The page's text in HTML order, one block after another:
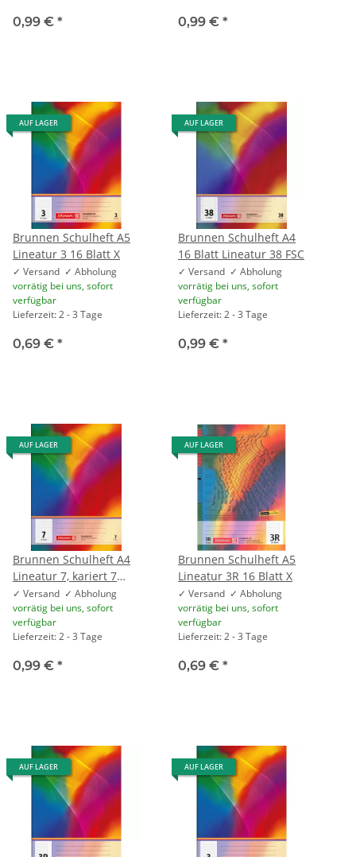
0,99 € * 0,99 € *
AUF LAGER
Brunnen Schulheft A5
Lineatur 3 16 Blatt X
✓ Versand ✓ Abholung
vorrätig bei uns, sofort
verfügbar
Lieferzeit: 2 - 3 Tage
0,69 € *
AUF LAGER
Brunnen Schulheft A4
16 Blatt Lineatur 38 FSC
✓ Versand ✓ Abholung
vorrätig bei uns, sofort
verfügbar
Lieferzeit: 2 - 3 Tage
0,99 € *
AUF LAGER
Brunnen Schulheft A4
Lineatur 7, kariert 7
mm, 16 Blatt
✓ Versand ✓ Abholung
vorrätig bei uns, sofort
verfügbar
Lieferzeit: 2 - 3 Tage
0,99 € *
AUF LAGER
Brunnen Schulheft A5
Lineatur 3R 16 Blatt X
✓ Versand ✓ Abholung
vorrätig bei uns, sofort
verfügbar
Lieferzeit: 2 - 3 Tage
0,69 € *
AUF LAGER AUF LAGER